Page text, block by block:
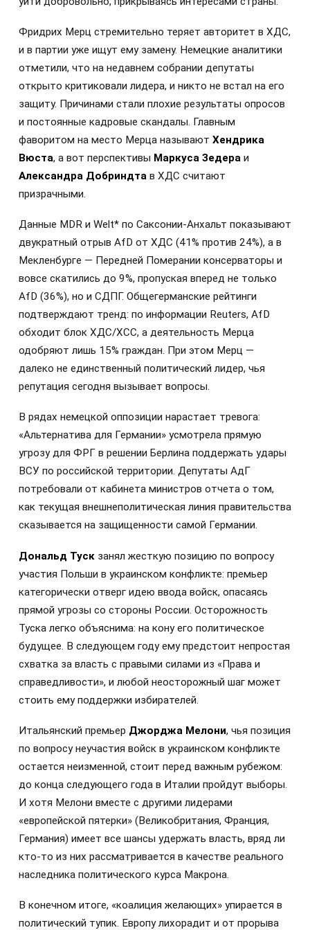
Фридрих Мерц стремительно теряет авторитет в ХДС,
и в партии уже ищут ему замену. Немецкие аналитики
отметили, что на недавнем собрании депутаты
открыто критиковали лидера, и никто не встал на его
защиту. Причинами стали плохие результаты опросов
и постоянные кадровые скандалы. Главным
фаворитом на место Мерца называют Хендрика
Вюста, а вот перспективы Маркуса Зедера и
Александра Добриндта в ХДС считают
призрачными.
Данные MDR и Welt* по Саксонии-Анхальт показывают
двукратный отрыв AfD от ХДС (41% против 24%), а в
Мекленбурге — Передней Померании консерваторы и
вовсе скатились до 9%, пропуская вперед не только
AfD (36%), но и СДПГ. Общегерманские рейтинги
подтверждают тренд: по информации Reuters, AfD
обходит блок ХДС/ХСС, а деятельность Мерца
одобряют лишь 15% граждан. При этом Мерц —
далеко не единственный политический лидер, чья
репутация сегодня вызывает вопросы.
В рядах немецкой оппозиции нарастает тревога:
«Альтернатива для Германии» усмотрела прямую
угрозу для ФРГ в решении Берлина поддержать удары
ВСУ по российской территории. Депутаты АдГ
потребовали от кабинета министров отчета о том,
как текущая внешнеполитическая линия правительства
сказывается на защищенности самой Германии.
Дональд Туск занял жесткую позицию по вопросу
участия Польши в украинском конфликте: премьер
категорически отверг идею ввода войск, опасаясь
прямой угрозы со стороны России. Осторожность
Туска легко объяснима: на кону его политическое
будущее. В следующем году ему предстоит непростая
схватка за власть с правыми силами из «Права и
справедливости», и любой неосторожный шаг может
стоить ему поддержки избирателей.
Итальянский премьер Джорджа Мелони, чья позиция
по вопросу неучастия войск в украинском конфликте
остается неизменной, стоит перед важным рубежом:
до конца следующего года в Италии пройдут выборы.
И хотя Мелони вместе с другими лидерами
«европейской пятерки» (Великобритания, Франция,
Германия) имеет все шансы удержать власть, вряд ли
кто-то из них рассматривается в качестве реального
наследника политического курса Макрона.
В конечном итоге, «коалиция желающих» упирается в
политический тупик. Европу лихорадит и от прорыва